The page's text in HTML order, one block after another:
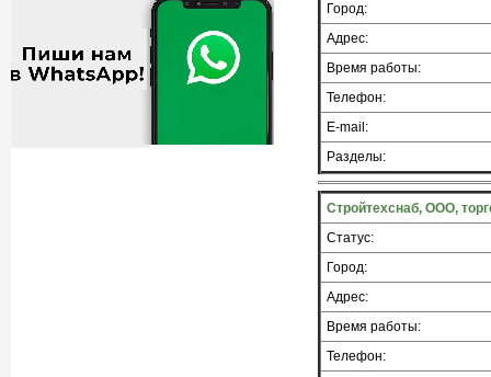
Город:
Адрес:
Время работы:
Телефон:
E-mail:
Разделы:
Стройтехснаб, ООО,
Статус:
Город:
Адрес:
Время работы:
Телефон: